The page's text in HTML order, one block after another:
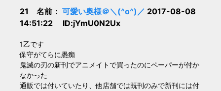
21 名前： 可愛い奥様＠＼(^o^)／ 2017-08-08
14:51:22 ID:jYmU0N2Ux
1乙です
保守がてらに愚痴
鬼滅の刃の新刊でアニメイトで買ったのにペーパーが付か
なかった
通販では付いていたり、他店舗では既刊のみで新刊には付